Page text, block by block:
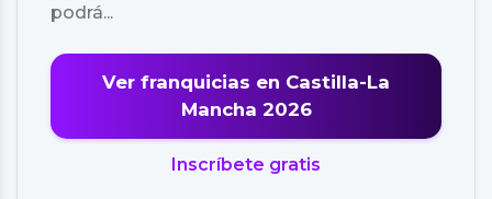
podrá...
Ver franquicias en Castilla-La
Mancha 2026
Inscríbete gratis